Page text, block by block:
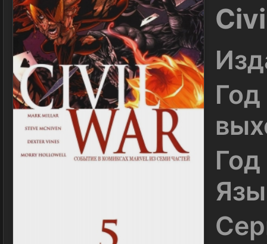
Год
Год